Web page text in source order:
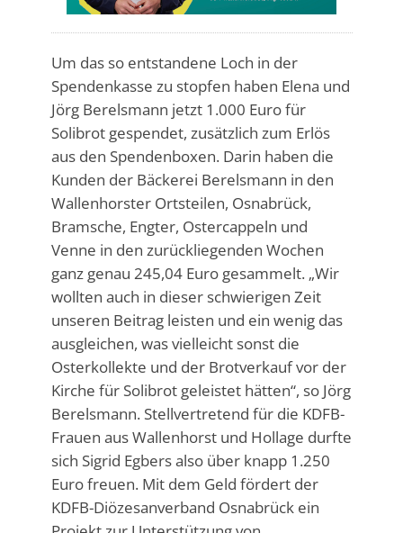
Um das so entstandene Loch in der
Spendenkasse zu stopfen haben Elena und
Jörg Berelsmann jetzt 1.000 Euro für
Solibrot gespendet, zusätzlich zum Erlös
aus den Spendenboxen. Darin haben die
Kunden der Bäckerei Berelsmann in den
Wallenhorster Ortsteilen, Osnabrück,
Bramsche, Engter, Ostercappeln und
Venne in den zurückliegenden Wochen
ganz genau 245,04 Euro gesammelt. „Wir
wollten auch in dieser schwierigen Zeit
unseren Beitrag leisten und ein wenig das
ausgleichen, was vielleicht sonst die
Osterkollekte und der Brotverkauf vor der
Kirche für Solibrot geleistet hätten“, so Jörg
Berelsmann. Stellvertretend für die KDFB-
Frauen aus Wallenhorst und Hollage durfte
sich Sigrid Egbers also über knapp 1.250
Euro freuen. Mit dem Geld fördert der
KDFB-Diözesanverband Osnabrück ein